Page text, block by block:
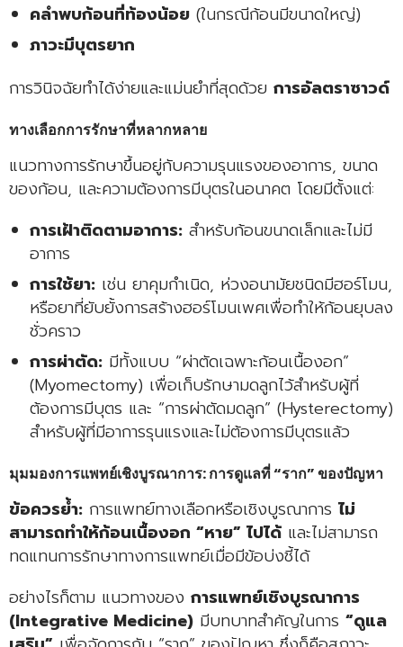
คลำพบก้อนที่ท้องน้อย(ในกรณีก้อนมีขนาดใหญ่)
ภาวะมีบุตรยาก
การวินิจฉัยทำได้ง่ายและแม่นยำที่สุดด้วย การอัลตราซาวด์
ทางเลือกการรักษาที่หลากหลาย
แนวทางการรักษาขึ้นอยู่กับความรุนแรงของอาการ, ขนาด
ของก้อน, และความต้องการมีบุตรในอนาคต โดยมีตั้งแต่:
การเฝ้าติดตามอาการ:สำหรับก้อนขนาดเล็กและไม่มี
อาการ
การใช้ยา:เช่น ยาคุมกำเนิด, ห่วงอนามัยชนิดมีฮอร์โมน,
หรือยาที่ยับยั้งการสร้างฮอร์โมนเพศเพื่อทำให้ก้อนยุบลง
ชั่วคราว
การผ่าตัด:มีทั้งแบบ “ผ่าตัดเฉพาะก้อนเนื้องอก”
(Myomectomy) เพื่อเก็บรักษามดลูกไว้สำหรับผู้ที่
ต้องการมีบุตร และ “การผ่าตัดมดลูก” (Hysterectomy)
สำหรับผู้ที่มีอาการรุนแรงและไม่ต้องการมีบุตรแล้ว
มุมมองการแพทย์เชิงบูรณาการ: การดูแลที่ “ราก” ของปัญหา
ข้อควรย้ำ: การแพทย์ทางเลือกหรือเชิงบูรณาการ ไม่
สามารถทำให้ก้อนเนื้องอก “หาย” ไปได้ และไม่สามารถ
ทดแทนการรักษาทางการแพทย์เมื่อมีข้อบ่งชี้ได้
อย่างไรก็ตาม แนวทางของ การแพทย์เชิงบูรณาการ
(Integrative Medicine) มีบทบาทสำคัญในการ “ดูแล